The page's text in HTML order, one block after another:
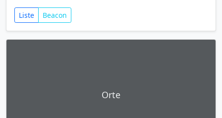
Liste Beacon
Orte